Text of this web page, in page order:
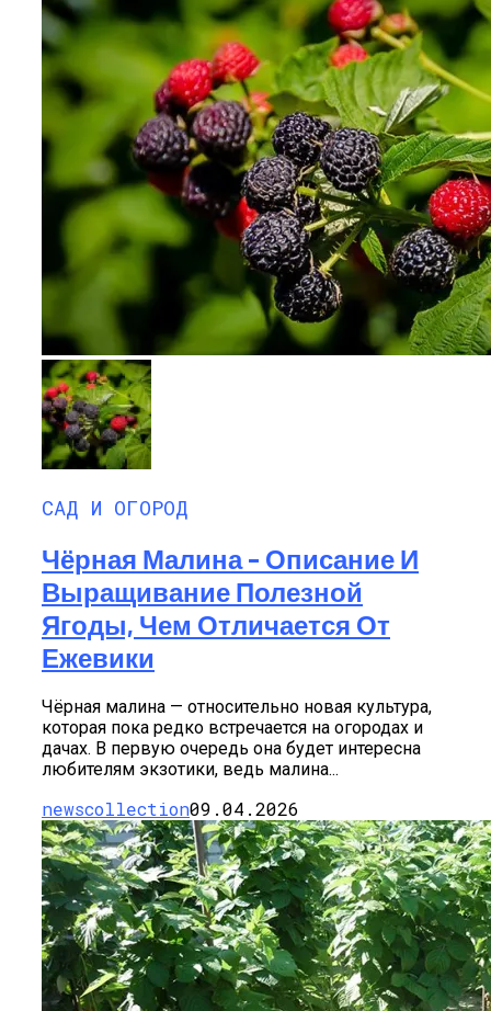
САД И ОГОРОД
Чёрная Малина – Описание И
Выращивание Полезной
Ягоды, Чем Отличается От
Ежевики
Чёрная малина — относительно новая культура,
которая пока редко встречается на огородах и
дачах. В первую очередь она будет интересна
любителям экзотики, ведь малина...
newscollection09.04.2026